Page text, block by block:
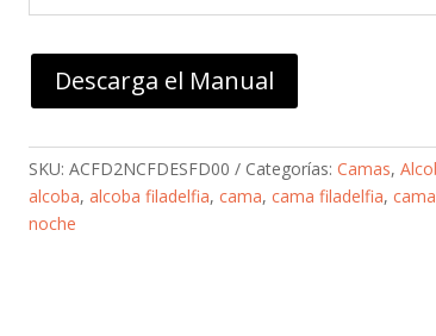
Descarga el Manual
SKU: ACFD2NCFDESFD00 Categorías: Camas,
alcoba, alcoba filadelfia, cama, cama filadelfia,
noche